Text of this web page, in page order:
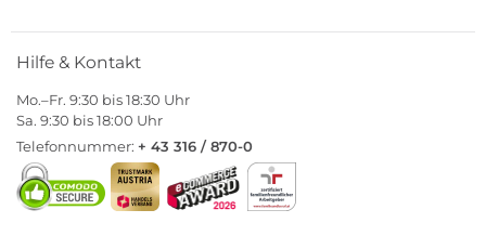
Hilfe & Kontakt
Mo.–Fr. 9:30 bis 18:30 Uhr
Sa. 9:30 bis 18:00 Uhr
Telefonnummer: + 43 316 / 870-0